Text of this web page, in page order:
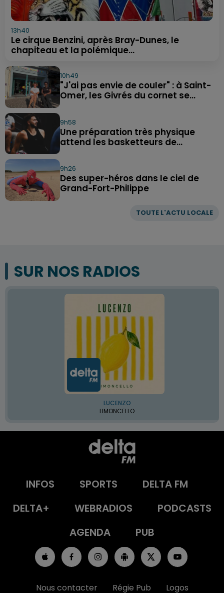
TOUTE L'ACTU LOCALE
13h40
Le cirque Benzini, après Bray-Dunes, le
chapiteau et la polémique...
10h49
"J'ai pas envie de couler" : à Saint-
Omer, les Givrés du cornet se...
9h58
Une préparation très physique
attend les basketteurs de...
9h26
Des super-héros dans le ciel de
Grand-Fort-Philippe
SUR NOS RADIOS
LUCENZO
LIMONCELLO
INFOS SPORTS
DELTA FM
DELTA+
WEBRADIOS
PODCASTS
AGENDA
PUB
Nous contacter Régie Pub Logos